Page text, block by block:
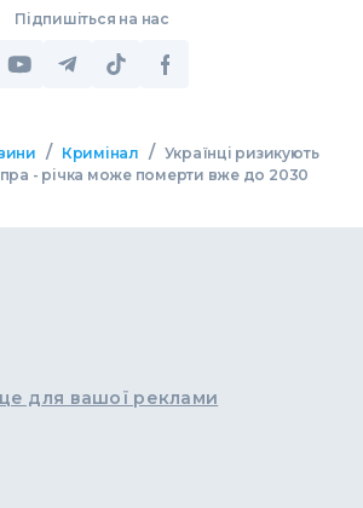
Підпишіться на нас
/ Кримінал / Українці ризикують
- річка може померти вже до 2030
для вашої реклами